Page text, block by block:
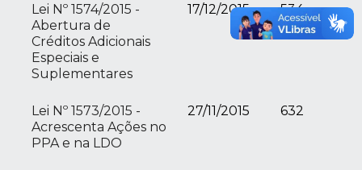
Lei Nº 1574/2015 -
Abertura de
Créditos Adicionais
Especiais e
Suplementares
17/12/2015 534
Lei Nº 1573/2015 -
Acrescenta Ações no
PPA e na LDO
27/11/2015 632